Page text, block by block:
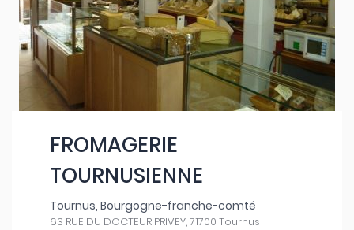
FROMAGERIE
TOURNUSIENNE
Tournus, Bourgogne-franche-comté
63 RUE DU DOCTEUR PRIVEY, 71700 Tournus